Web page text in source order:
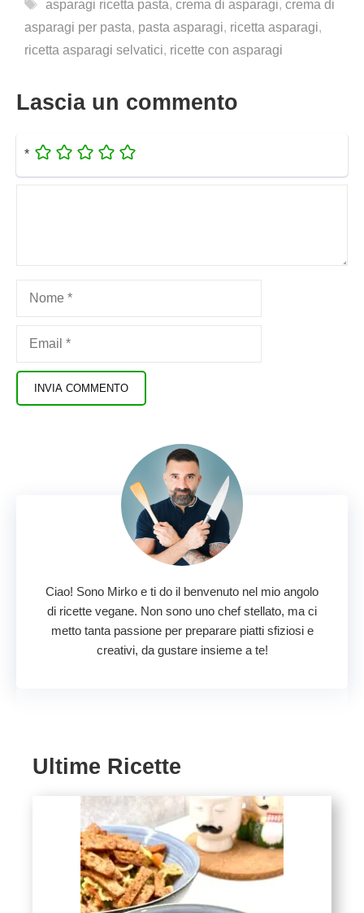
asparagi ricetta pasta, crema di asparagi, crema di
asparagi per pasta, pasta asparagi, ricetta asparagi,
ricetta asparagi selvatici, ricette con asparagi
Lascia un commento
*
Ciao! Sono Mirko e ti do il benvenuto nel mio angolo
di ricette vegane. Non sono uno chef stellato, ma ci
metto tanta passione per preparare piatti sfiziosi e
creativi, da gustare insieme a te!
Ultime Ricette